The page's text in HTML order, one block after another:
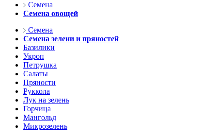
Семена
Семена овощей
Семена
Семена зелени и пряностей
Базилики
Укроп
Петрушка
Салаты
Пряности
Руккола
Лук на зелень
Горчица
Мангольд
Микрозелень